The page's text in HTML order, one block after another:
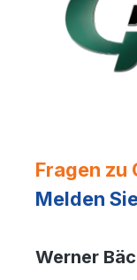
Fragen zu
Melden
Werner